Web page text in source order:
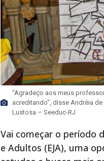
“Agradeço aos meus
acreditando”, disse Andréia
Lustosa – Seeduc-RJ
Vai começar o período
e Adultos (EJA), uma